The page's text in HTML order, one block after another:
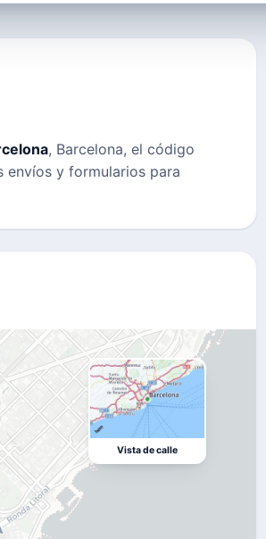
, Barcelona, el código
envíos y formularios para
Vista de calle